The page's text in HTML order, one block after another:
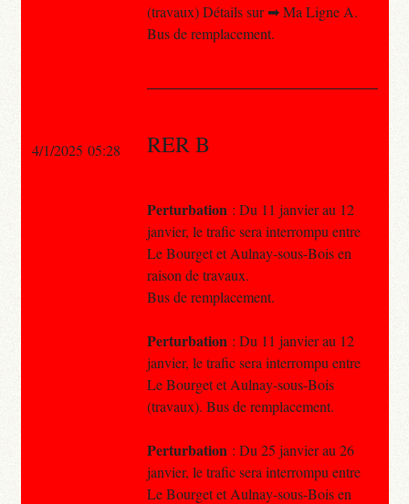
(travaux) Détails sur ➡ Ma Ligne A.
Bus de remplacement.
RER B
Perturbation : Du 11 janvier au 12
janvier, le trafic sera interrompu entre
Le Bourget et Aulnay-sous-Bois en
raison de travaux.
Bus de remplacement.
Perturbation : Du 11 janvier au 12
janvier, le trafic sera interrompu entre
Le Bourget et Aulnay-sous-Bois
(travaux). Bus de remplacement.
Perturbation : Du 25 janvier au 26
janvier, le trafic sera interrompu entre
Le Bourget et Aulnay-sous-Bois en
4/1/2025 05:28